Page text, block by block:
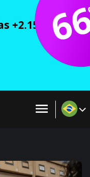
+2.150 cursos